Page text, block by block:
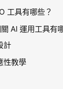
工具有哪些？
AI 運用工具有
計
性教學